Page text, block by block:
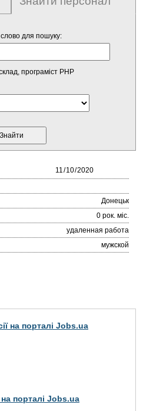
для пошуку:
програміст PHP
Донецьк
0 рок. міc.
удаленная работа
мужской
на порталі Jobs.ua
порталі Jobs.ua